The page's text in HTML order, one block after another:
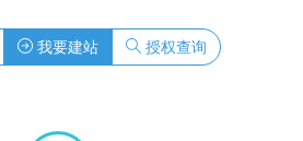
我要建站 授权查询